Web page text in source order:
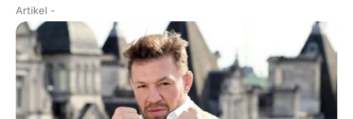
Artikel -